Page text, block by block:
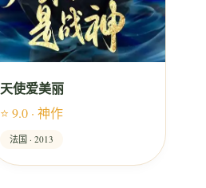
天使爱美丽
⭐ 9.0 · 神作
法国 · 2013